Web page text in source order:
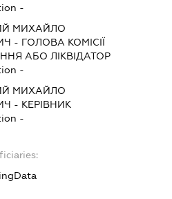
-
МИХАЙЛО
- ГОЛОВА КОМІСІЇ
АБО ЛІКВІДАТОР
-
МИХАЙЛО
- КЕРІВНИК
-